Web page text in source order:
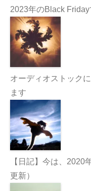
2023年のBlack
オーディオストック
ます
【日記】今は、2020
更新）